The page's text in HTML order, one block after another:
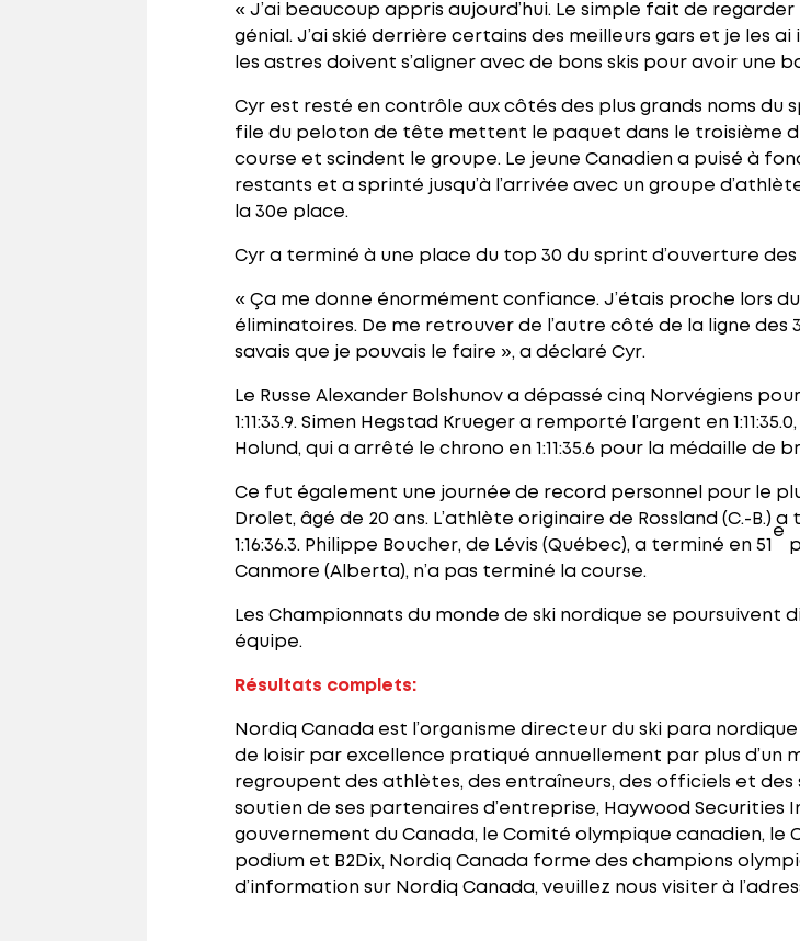
« J’ai beaucoup appris aujourd’hui. Le simple fait de
génial. J’ai skié derrière certains des meilleurs gars et je les ai
les astres doivent s’aligner avec de bons skis pour avoir une
Cyr est resté en contrôle aux côtés des plus grands noms du
file du peloton de tête mettent le paquet dans le troisième
course et scindent le groupe. Le jeune Canadien a puisé à
restants et a sprinté jusqu’à l’arrivée avec un groupe
la 30e place.
Cyr a terminé à une place du top 30 du sprint d’ouverture
« Ça me donne énormément confiance. J’étais proche lors
éliminatoires. De me retrouver de l’autre côté de la ligne
savais que je pouvais le faire », a déclaré Cyr.
Le Russe Alexander Bolshunov a dépassé cinq Norvégiens
1:11:33.9. Simen Hegstad Krueger a remporté l’argent en
Holund, qui a arrêté le chrono en 1:11:35.6 pour la médaille de
Ce fut également une journée de record personnel pour le
Drolet, âgé de 20 ans. L’athlète originaire de Rossland (C.-B.) a
1:16:36.3. Philippe Boucher, de Lévis (Québec), a terminé en 51
e
Canmore (Alberta), n’a pas terminé la course.
Les Championnats du monde de ski nordique se
équipe.
Résultats complets:
Nordiq Canada est l’organisme directeur du ski para
de loisir par excellence pratiqué annuellement par plus d’un
regroupent des athlètes, des entraîneurs, des officiels et des
soutien de ses partenaires d’entreprise, Haywood Securities
gouvernement du Canada, le Comité olympique canadien, le
podium et B2Dix, Nordiq Canada forme des champions
d’information sur Nordiq Canada, veuillez nous visiter à